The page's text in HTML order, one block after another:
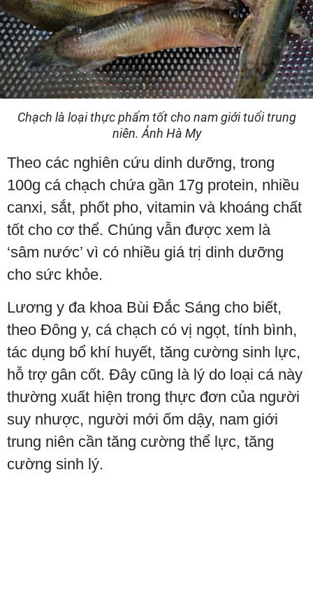
Chạch là loại thực phẩm tốt cho nam giới tuổi trung
niên. Ảnh Hà My
Theo các nghiên cứu dinh dưỡng, trong
100g cá chạch chứa gần 17g protein, nhiều
canxi, sắt, phốt pho, vitamin và khoáng chất
tốt cho cơ thể. Chúng vẫn được xem là
‘sâm nước’ vì có nhiều giá trị dinh dưỡng
cho sức khỏe.
Lương y đa khoa Bùi Đắc Sáng cho biết,
theo Đông y, cá chạch có vị ngọt, tính bình,
tác dụng bổ khí huyết, tăng cường sinh lực,
hỗ trợ gân cốt. Đây cũng là lý do loại cá này
thường xuất hiện trong thực đơn của người
suy nhược, người mới ốm dậy, nam giới
trung niên cần tăng cường thể lực, tăng
cường sinh lý.